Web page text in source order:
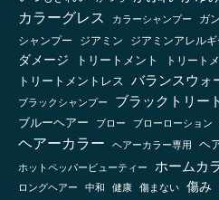
カラーグレス カラーシャンプー ガン
シャンプー ジアミン ジアミンアレル
ダメージ
トリートメント
トリート
トリートメントレス バランスウォ
ブラックシャンプー ブラックトリー
ブルーヘアー ブロー ブローローション
ヘアーカラー ヘアーカラー専用 ヘ
ホットペッパービューティー ホームカ
ロングヘアー 中和 健康 傷まない 傷み